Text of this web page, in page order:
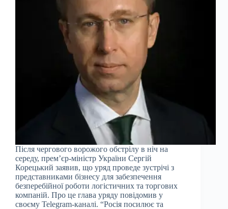
Після чергового ворожого обстрілу в ніч на
середу, прем’єр-міністр України Сергій
Корецький заявив, що уряд проведе зустрічі з
представниками бізнесу для забезпечення
безперебійної роботи логістичних та торгових
компаній. Про це глава уряду повідомив у
своєму Telegram-каналі. “Росія посилює та